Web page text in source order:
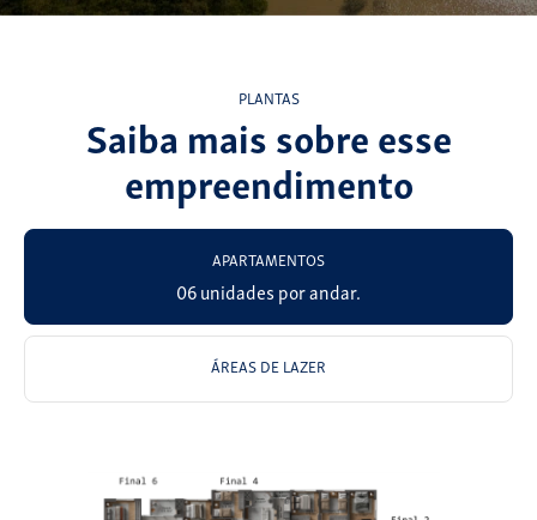
PLANTAS
Saiba mais sobre esse
empreendimento
APARTAMENTOS
06 unidades por andar.
ÁREAS DE LAZER